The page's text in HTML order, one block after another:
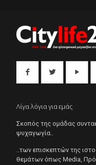
Λίγα λόγια για εμάς
Σκοπός της ομάδας
ψυχαγωγία..
..των επισκεπτών της
θεμάτων όπως Μedia,